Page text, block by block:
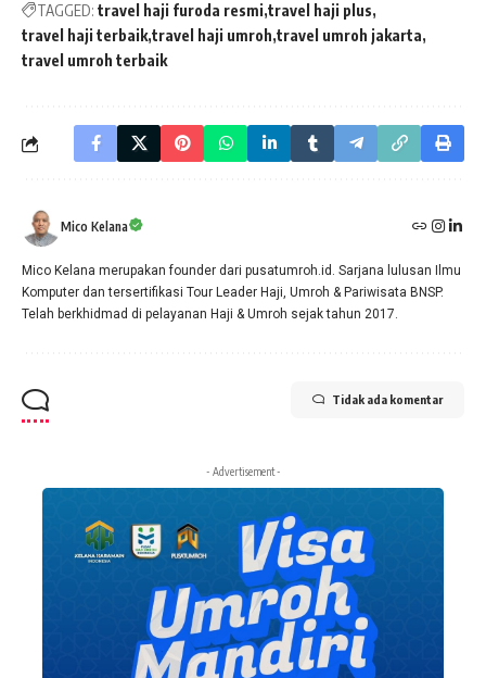
TAGGED: travel haji furoda resmi travel haji plus
travel haji terbaik travel haji umroh travel umroh jakarta
travel umroh terbaik
Mico Kelana
Mico Kelana merupakan founder dari pusatumroh.id. Sarjana lulusan Ilmu
Komputer dan tersertifikasi Tour Leader Haji, Umroh & Pariwisata BNSP.
Telah berkhidmad di pelayanan Haji & Umroh sejak tahun 2017.
Tidak ada komentar
- Advertisement -